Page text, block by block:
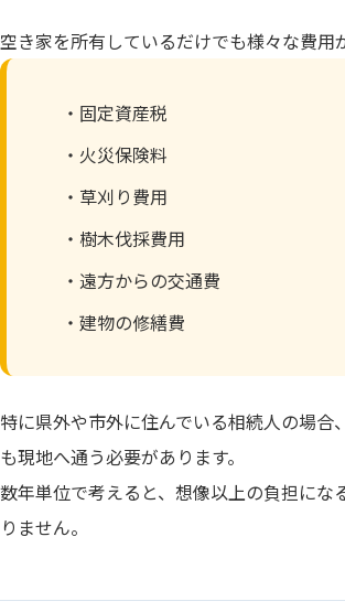
空き家を所有しているだけでも様々な費用
・固定資産税
・火災保険料
・草刈り費用
・樹木伐採費用
・遠方からの交通費
・建物の修繕費
特に県外や市外に住んでいる相続人の場合
も現地へ通う必要があります。
数年単位で考えると、想像以上の負担にな
りません。